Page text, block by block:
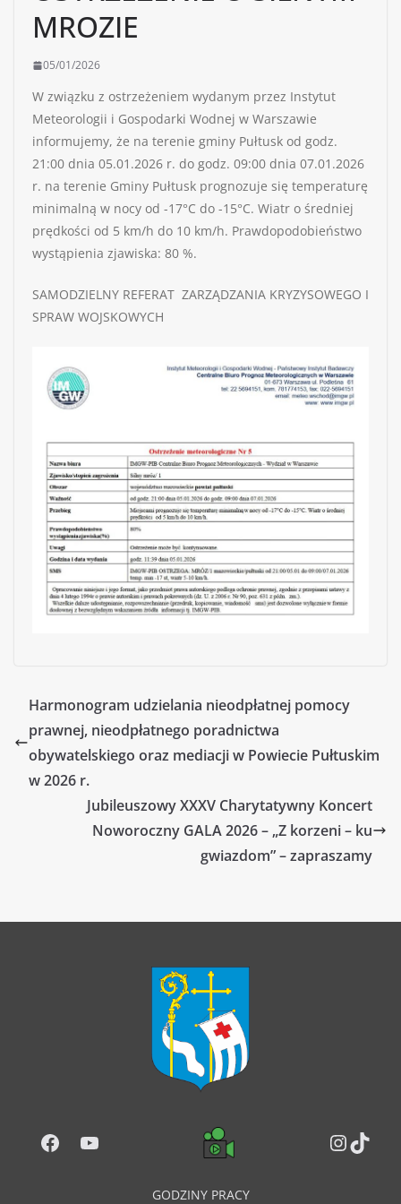
MROZIE
05/01/2026
W związku z ostrzeżeniem wydanym przez Instytut
Meteorologii i Gospodarki Wodnej w Warszawie
informujemy, że na terenie gminy Pułtusk od godz.
21:00 dnia 05.01.2026 r. do godz. 09:00 dnia 07.01.2026
r. na terenie Gminy Pułtusk prognozuje się temperaturę
minimalną w nocy od -17°C do -15°C. Wiatr o średniej
prędkości od 5 km/h do 10 km/h. Prawdopodobieństwo
wystąpienia zjawiska: 80 %.
SAMODZIELNY REFERAT ZARZĄDZANIA KRYZYSOWEGO I
SPRAW WOJSKOWYCH
Harmonogram udzielania nieodpłatnej pomocy
prawnej, nieodpłatnego poradnictwa
obywatelskiego oraz mediacji w Powiecie Pułtuskim
w 2026 r.
Jubileuszowy XXXV Charytatywny Koncert
Noworoczny GALA 2026 – „Z korzeni – ku
gwiazdom” – zapraszamy
Facebook
YouTube
GODZINY PRACY